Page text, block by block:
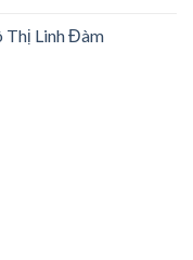
Thị Linh Đàm